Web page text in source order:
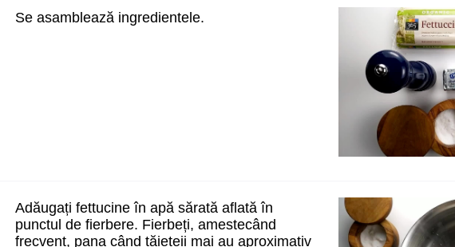
Se asamblează ingredientele.
Adăugați fettucine în apă sărată aflată în
punctul de fierbere. Fierbeți, amestecând
frecvent, pana când tăiețeii mai au aproximativ